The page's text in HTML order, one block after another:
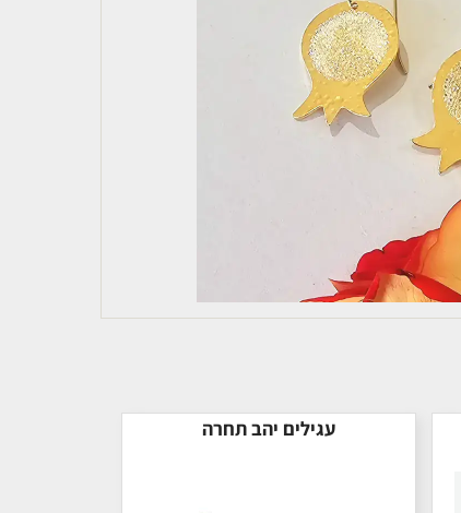
עגילים יהב תחרה